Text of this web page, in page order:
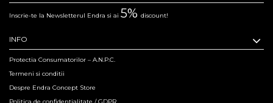
Inscrie-te la Newsletterul Endra si ai 5% discount!
INFO
Protectia Consumatorilor – A.N.P.C.
Termeni si conditii
Despre Endra Concept Store